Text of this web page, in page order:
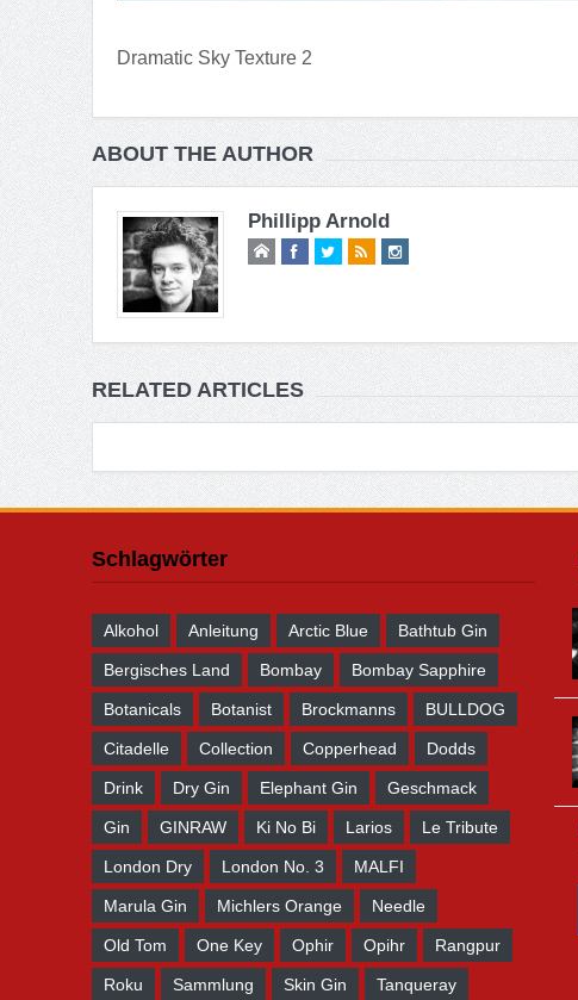
Dramatic Sky Texture 2
ABOUT THE AUTHOR
Phillipp Arnold
RELATED ARTICLES
Schlagwörter
Alkohol Anleitung Arctic Blue Bathtub Gin
Bergisches Land Bombay Bombay Sapphire
Botanicals Botanist Brockmanns BULLDOG
Citadelle Collection Copperhead Dodds
Drink Dry Gin Elephant Gin Geschmack
Gin GINRAW Ki No Bi Larios Le Tribute
London Dry London No. 3 MALFI
Marula Gin Michlers Orange Needle
Old Tom One Key Ophir Opihr Rangpur
Roku Sammlung Skin Gin Tanqueray